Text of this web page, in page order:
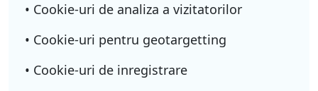
• Cookie-uri de analiza a vizitatorilor
• Cookie-uri pentru geotargetting
• Cookie-uri de inregistrare